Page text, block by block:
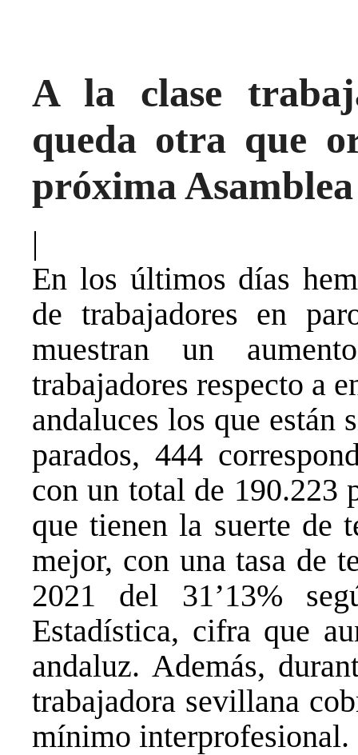
A la clase
queda otra que
próxima
|
En los últimos días
de trabajadores en
muestran un
trabajadores respecto a
andaluces los que están
parados, 444
con un total de 190.223
que tienen la suerte de
mejor, con una tasa de
2021 del 31’13%
Estadística, cifra que
andaluz. Además,
trabajadora sevillana
mínimo interprofesional.